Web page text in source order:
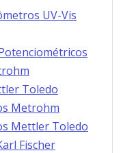
UV-Vis
Toledo
Metrohm
Mettler Toledo
Fischer